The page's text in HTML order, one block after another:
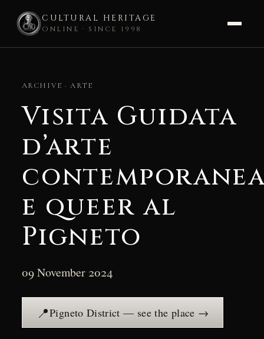
CULTURAL HERITAGE
ONLINE · SINCE 1998
contentARCHIVE · ARTE
Visita Guidata
d’arte
e queer al
Pigneto
09 November 2024
📍Pigneto District — see the place →